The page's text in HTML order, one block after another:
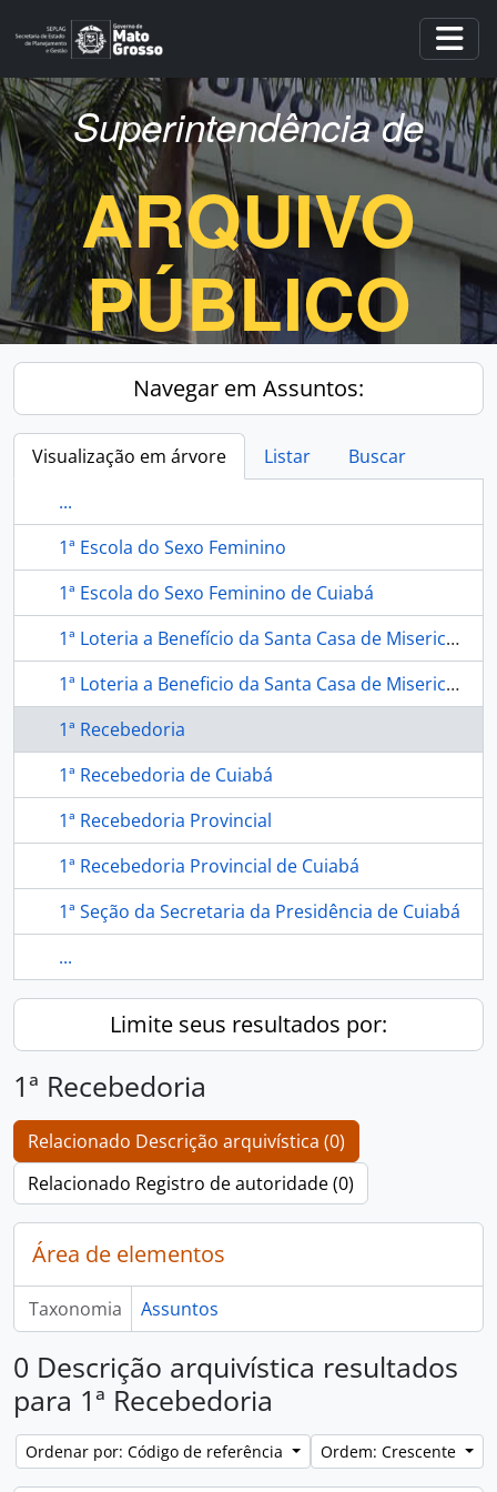
Skip to main content
Superintendência de
ARQUIVO
PÚBLICO
Navegar em Assuntos:
Visualização em árvore Listar
Buscar
...
1ª Escola do Sexo Feminino
1ª Escola do Sexo Feminino de Cuiabá
1ª Loteria a Benefício da Santa Casa de Misericórdia
1ª Loteria a Beneficio da Santa Casa de Misericórdia em Cuiabá
1ª Recebedoria
1ª Recebedoria de Cuiabá
1ª Recebedoria Provincial
1ª Recebedoria Provincial de Cuiabá
1ª Seção da Secretaria da Presidência de Cuiabá
...
Limite seus resultados por:
1ª Recebedoria
Relacionado Descrição arquivística (0)
Relacionado Registro de autoridade (0)
Área de elementos
Taxonomia Assuntos
0 Descrição arquivística resultados
para 1ª Recebedoria
Ordenar por: Código de referência Ordem: Crescente